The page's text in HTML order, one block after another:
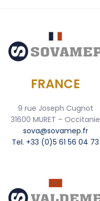
FRANCE
9 rue Joseph Cugnot
31600 MURET – Occitanie
sova@sovamep.fr
Tel. +33 (0)5 61 56 04 73